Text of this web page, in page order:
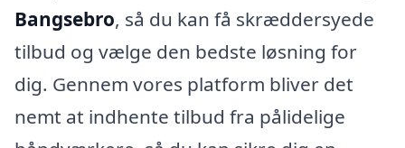
Bangsebro, så du kan få skræddersyede
tilbud og vælge den bedste løsning for
dig. Gennem vores platform bliver det
nemt at indhente tilbud fra pålidelige